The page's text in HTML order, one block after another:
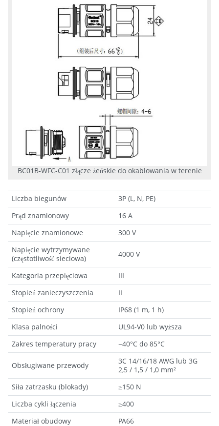
BC01B-WFC-C01 złącze żeńskie do okablowania w terenie
Liczba biegunów
3P (L, N, PE)
Prąd znamionowy
16 A
Napięcie znamionowe
300 V
Napięcie wytrzymywane
(częstotliwość sieciowa)
4000 V
Kategoria przepięciowa
III
Stopień zanieczyszczenia
II
Stopień ochrony
IP68 (1 m, 1 h)
Klasa palności
UL94-V0 lub wyższa
Zakres temperatury pracy
−40°C do 85°C
Obsługiwane przewody
3C 14/16/18 AWG lub 3G
2,5 / 1,5 / 1,0 mm²
Siła zatrzasku (blokady)
≥150 N
Liczba cykli łączenia
≥400
Materiał obudowy
PA66